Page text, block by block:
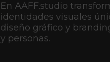
En AAFF.studio
identidades visuales
diseño gráfico y
y personas.